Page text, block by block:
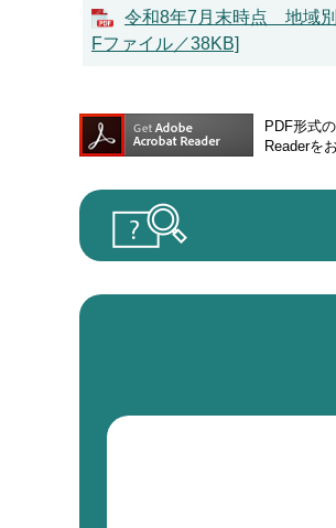
令和8年7月末時点 地域
Fファイル／38KB]
PDF形式
Readerを